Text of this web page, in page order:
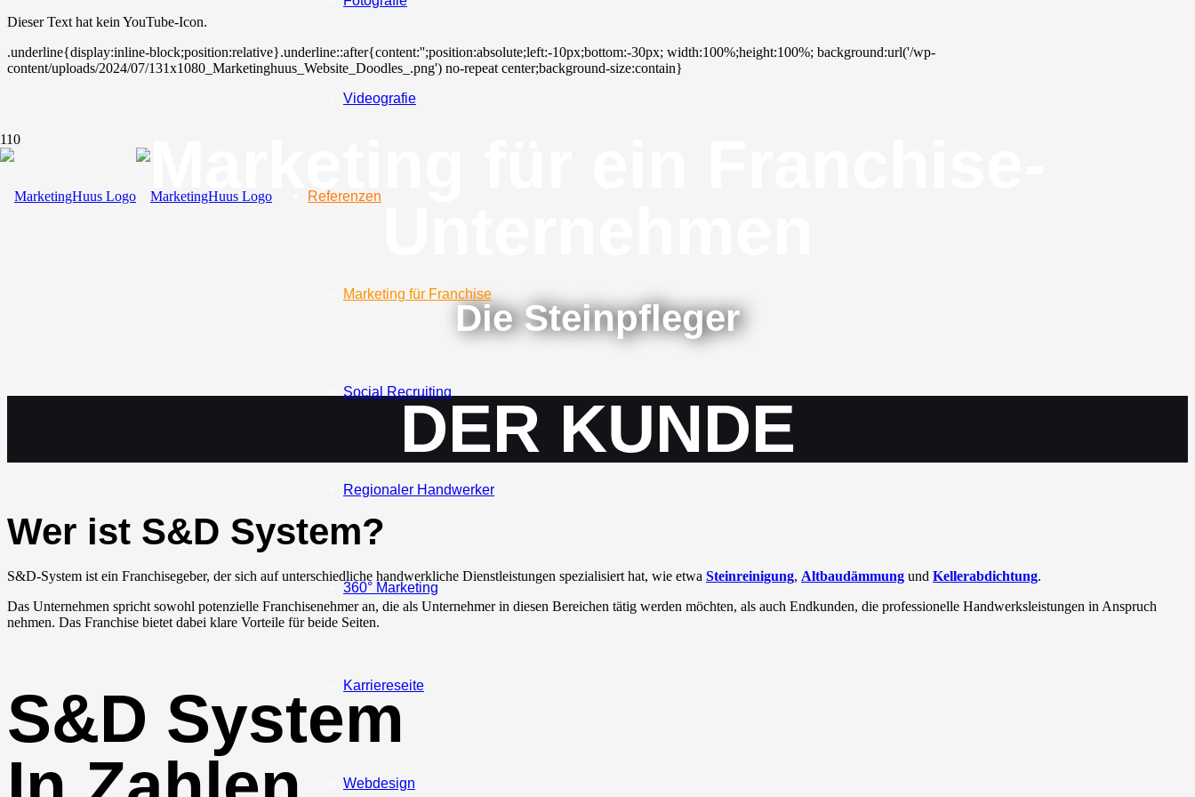
Dieser Text hat kein YouTube-Icon.
.underline{display:inline-block;position:relative}.underline::after{content:'';position:absolute;left:-10px;bottom:-30px; width:100%;height:100%; background:url('/wp-
content/uploads/2024/07/131x1080_Marketinghuus_Website_Doodles_.png') no-repeat center;background-size:contain}
Videografie
Referenzen
Marketing für Franchise
Social Recruiting
Regionaler Handwerker
360° Marketing
Karriereseite
Webdesign
Marketing für ein Franchise-
Die Steinpfleger
DER KUNDE
Wer ist S&D System?
S&D-System ist ein Franchisegeber, der sich auf unterschiedliche handwerkliche Dienstleistungen spezialisiert hat, wie etwa Steinreinigung, Altbaudämmung und Kellerabdichtung.
Das Unternehmen spricht sowohl potenzielle Franchisenehmer an, die als Unternehmer in diesen Bereichen tätig werden möchten, als auch Endkunden, die professionelle Handwerksleistungen in Anspruch
nehmen. Das Franchise bietet dabei klare Vorteile für beide Seiten.
S&D System